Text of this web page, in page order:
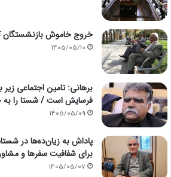
خروج خاموش بازنشستگان
1405/05/10
برهانی: تامین اجتماعی
فرسایش است / شستا را
1405/05/09
پاداش به زیان‌ده‌ها در
برای شفافیت سفرها و
1405/05/07